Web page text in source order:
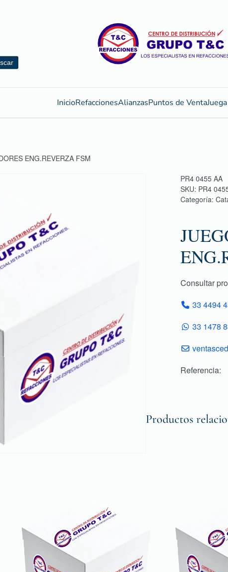
InicioRefaccionesAlianzasPuntos de Venta
ENG.REVERZA FSM
PR4 0455 AA
SKU: PR4
Categoría:
Consultar
33 4494
33 1478
Referencia:
Productos